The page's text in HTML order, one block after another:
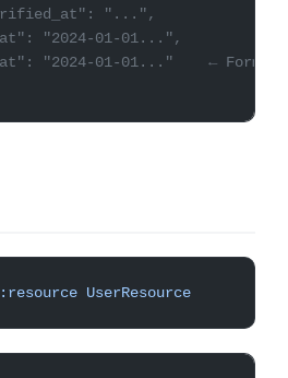
"...",
"2024-01-01...",
"2024-01-01..."    ←
UserResource